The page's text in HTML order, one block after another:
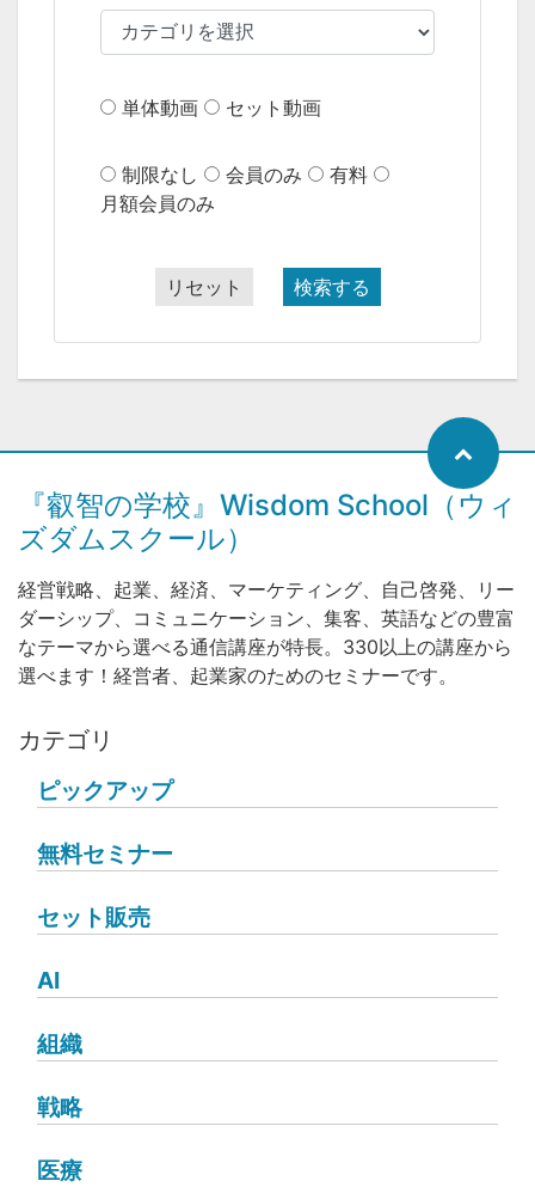
単体動画 セット動画
制限なし 会員のみ
有料
月額会員のみ
リセット 検索する
『叡智の学校』Wisdom School（ウィ
ズダムスクール）
経営戦略、起業、経済、マーケティング、自己啓発、リー
ダーシップ、コミュニケーション、集客、英語などの豊富
なテーマから選べる通信講座が特長。330以上の講座から
選べます！経営者、起業家のためのセミナーです。
カテゴリ
ピックアップ
無料セミナー
セット販売
AI
組織
戦略
医療